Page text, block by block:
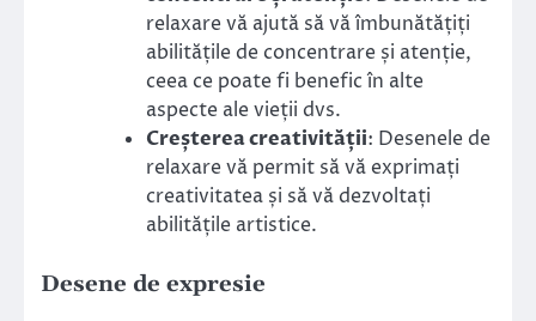
relaxare vă ajută să vă îmbunătățiți
abilitățile de concentrare și atenție,
ceea ce poate fi benefic în alte
aspecte ale vieții dvs.
Creșterea creativității: Desenele de
relaxare vă permit să vă exprimați
creativitatea și să vă dezvoltați
abilitățile artistice.
Desene de expresie